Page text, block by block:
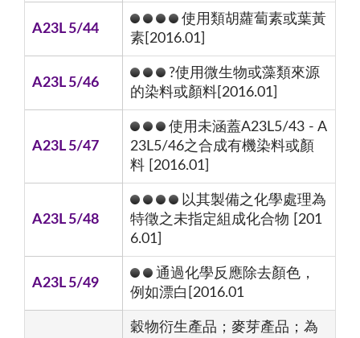
A23L 5/44
使用類胡蘿蔔素或葉黃
素[2016.01]
A23L 5/46
?使用微生物或藻類來源
的染料或顏料[2016.01]
A23L 5/47
使用未涵蓋A23L5/43 - A
23L5/46之合成有機染料或顏
料 [2016.01]
A23L 5/48
以其製備之化學處理為
特徵之未指定組成化合物 [201
6.01]
A23L 5/49
通過化學反應除去顏色，
例如漂白[2016.01
穀物衍生產品；麥芽產品；為